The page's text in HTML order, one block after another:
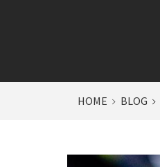
HOME BLOG